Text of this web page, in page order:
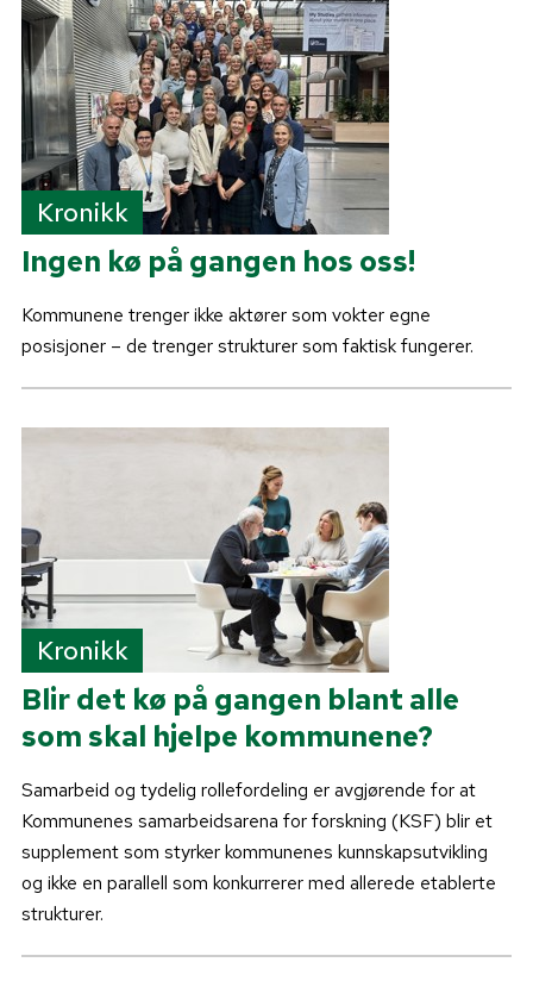
Kronikk
Ingen kø på gangen hos oss!
Kommunene trenger ikke aktører som vokter egne
posisjoner – de trenger strukturer som faktisk fungerer.
Kronikk
Blir det kø på gangen blant alle
som skal hjelpe kommunene?
Samarbeid og tydelig rollefordeling er avgjørende for at
Kommunenes samarbeidsarena for forskning (KSF) blir et
supplement som styrker kommunenes kunnskapsutvikling
og ikke en parallell som konkurrerer med allerede etablerte
strukturer.